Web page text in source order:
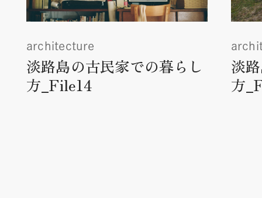
architecture
淡路島の古民家での暮らし
方_File14
淡
方